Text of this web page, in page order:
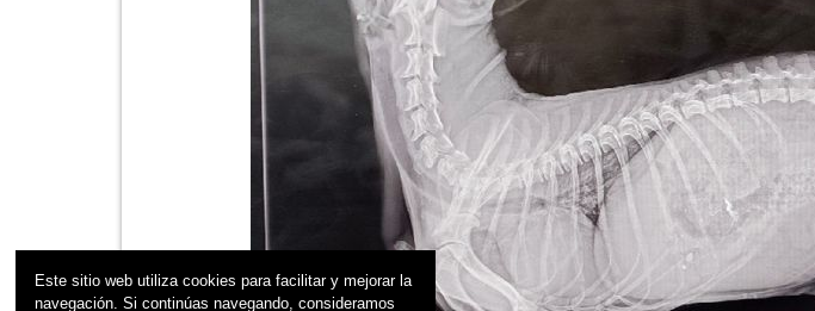
Este sitio web utiliza cookies para facilitar y mejorar la
navegación. Si continúas navegando, consideramos